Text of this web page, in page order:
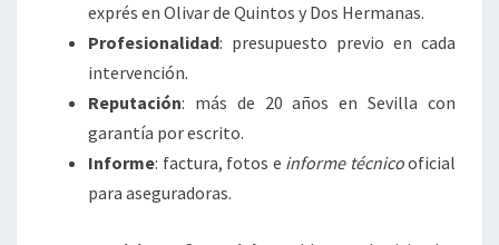
exprés en Olivar de Quintos y Dos Hermanas.
Profesionalidad: presupuesto previo en cada
intervención.
Reputación: más de 20 años en Sevilla con
garantía por escrito.
Informe: factura, fotos e informe técnicooficial
para aseguradoras.